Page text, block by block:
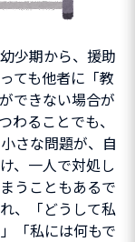
少期から、援助
ても他者に「教
できない場合が
わることでも、
さな問題が、自
、一人で対処し
うこともあるで
、「どうして私
「私には何もで